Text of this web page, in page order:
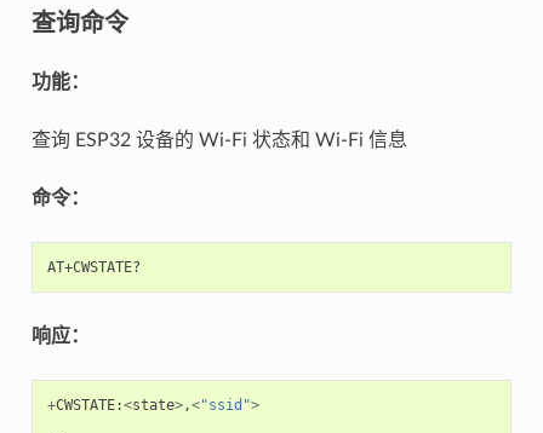
查询命令
功能：
查询 ESP32 设备的 Wi-Fi 状态和 Wi-Fi 信息
命令：
响应：
+CWSTATE:<state>,<"ssid">